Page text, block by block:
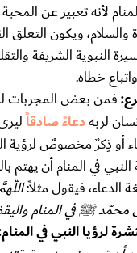
لأنه تعبير عن
والسلام، ويكون
النبوية الشريفة
خطاه.
فمن بعض المجربات
لربهدعاءً صادقاً
أو ذِكرٌ مخصوصٌ لرؤية
في المنام أن يهتم
الدعاء، فيقول مثلاً:
ﷺ في المنام
لرؤيا النبي في